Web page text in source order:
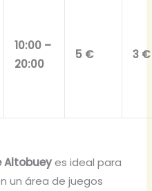
10:00 –
20:00
5 € 3 €
Altobueyes ideal para
un área de juegos